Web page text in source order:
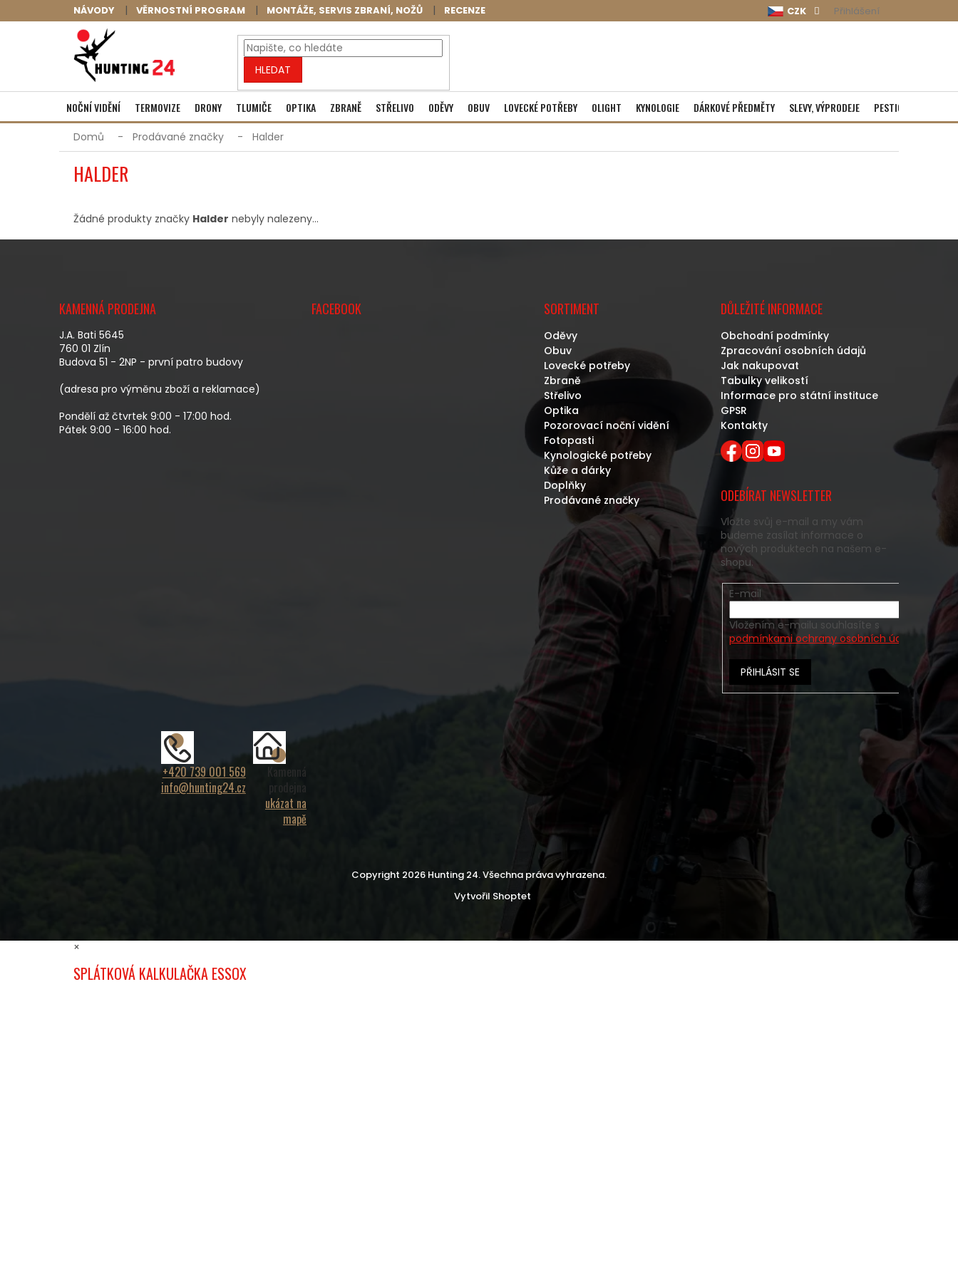
na
NÁVODY VĚRNOSTNÍ PROGRAM MONTÁŽE, SERVIS ZBRANÍ, NOŽŮ RECENZE CZK Přihlášení
HLEDAT
NÁKUPNÍ
KOŠÍK
Prázdný košík
NOČNÍ VIDĚNÍ TERMOVIZE DRONY TLUMIČE OPTIKA ZBRANĚ STŘELIVO ODĚVY OBUV LOVECKÉ POTŘEBY OLIGHT KYNOLOGIE DÁRKOVÉ PŘEDMĚTY SLEVY, VÝPRODEJE PESTICIDY
Domů Prodávané značky Halder
HALDER
Žádné produkty značky Halder nebyly nalezeny...
KAMENNÁ PRODEJNA
J.A. Bati 5645
760 01 Zlín
Budova 51 - 2NP - první patro budovy
(adresa pro výměnu zboží a reklamace)
Pondělí až čtvrtek 9:00 - 17:00 hod.
Pátek 9:00 - 16:00 hod.
FACEBOOK SORTIMENT
Oděvy
Obuv
Lovecké potřeby
Zbraně
Střelivo
Optika
Pozorovací noční vidění
Fotopasti
Kynologické potřeby
Kůže a dárky
Doplňky
Prodávané značky
DŮLEŽITÉ INFORMACE
Obchodní podmínky
Zpracování osobních údajů
Jak nakupovat
Tabulky velikostí
Informace pro státní instituce
GPSR
Kontakty
ODEBÍRAT NEWSLETTER
Vložte svůj e-mail a my vám
budeme zasílat informace o
nových produktech na našem e-
shopu.
E-mail
Vložením e-mailu souhlasíte s
podmínkami ochrany osobních údajů
PŘIHLÁSIT SE
+420 739 001 569
info@hunting24.cz
Kamenná
prodejna
ukázat na
mapě
Vytvořil Shoptet
Copyright 2026 Hunting 24. Všechna práva vyhrazena.
×
SPLÁTKOVÁ KALKULAČKA ESSOX